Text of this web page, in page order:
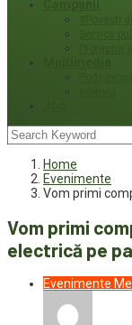
Home
Evenimente
Vom primi
Vom primi
electrică pe
Evenimente